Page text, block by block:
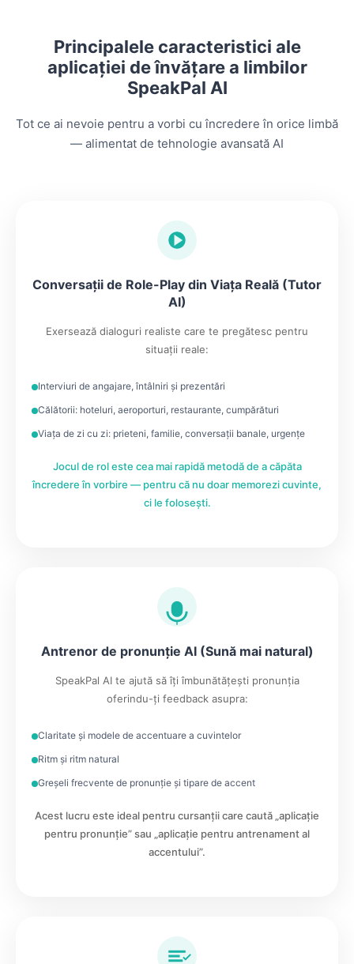
Principalele caracteristici ale
aplicației de învățare a limbilor
SpeakPal AI
Tot ce ai nevoie pentru a vorbi cu încredere în orice limbă
— alimentat de tehnologie avansată AI
Conversații de Role-Play din Viața Reală (Tutor
AI)
Exersează dialoguri realiste care te pregătesc pentru
situații reale:
Interviuri de angajare, întâlniri și prezentări
Călătorii: hoteluri, aeroporturi, restaurante, cumpărături
Viața de zi cu zi: prieteni, familie, conversații banale, urgențe
Jocul de rol este cea mai rapidă metodă de a căpăta
încredere în vorbire — pentru că nu doar memorezi cuvinte,
ci le folosești.
Antrenor de pronunție AI (Sună mai natural)
SpeakPal AI te ajută să îți îmbunătățești pronunția
oferindu-ți feedback asupra:
Claritate și modele de accentuare a cuvintelor
Ritm și ritm natural
Greșeli frecvente de pronunție și tipare de accent
Acest lucru este ideal pentru cursanții care caută „aplicație
pentru pronunție” sau „aplicație pentru antrenament al
accentului”.